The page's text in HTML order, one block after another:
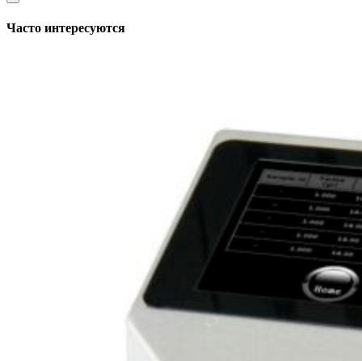
Часто интересуются